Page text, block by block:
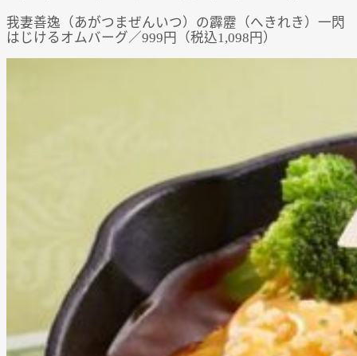
我妻善逸（あがつまぜんいつ）の霹靂（へきれき）一閃
はじけるオムバーグ／999円（税込1,098円）